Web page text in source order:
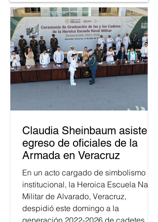
Claudia Sheinbaum asiste a
egreso de oficiales de la
Armada en Veracruz
En un acto cargado de simbolismo
institucional, la Heroica Escuela Naval
Militar de Alvarado, Veracruz,
despidió este domingo a la
generación 2022-2026 de cadetes.